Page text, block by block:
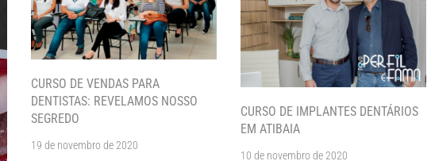
CURSO DE VENDAS PARA
DENTISTAS: REVELAMOS NOSSO
SEGREDO
19 de novembro de 2020
CURSO DE IMPLANTES DENTÁRIOS
EM ATIBAIA
10 de novembro de 2020